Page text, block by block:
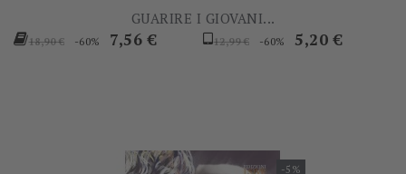
GUARIRE I GIOVANI...
Prezzo
18,90 € -60% Prezzo
7,56 €
Prezzo
12,99 € -60% Prezzo
5,20 €
-5%